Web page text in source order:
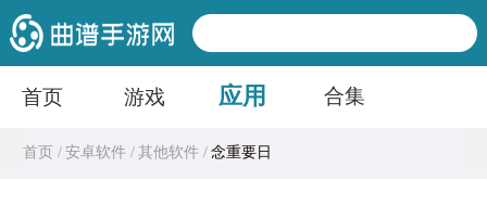
首页 游戏 应用 合集
首页 /安卓软件 /其他软件 /念重要日